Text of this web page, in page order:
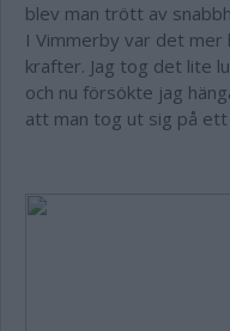
blev man trött av
I Vimmerby var det
krafter. Jag tog det lite
och nu försökte jag
att man tog ut sig på